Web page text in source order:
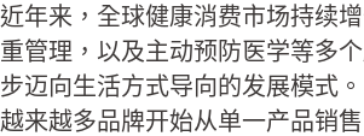
近年来，全球健康消费市场持续
重管理，以及主动预防医学等多
步迈向生活方式导向的发展模式。
越来越多品牌开始从单一产品销